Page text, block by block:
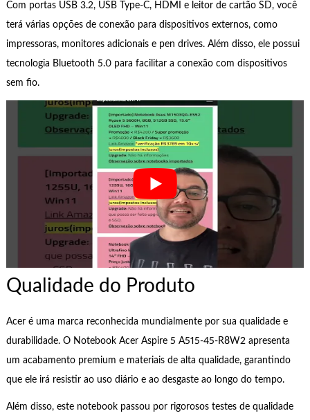
Com portas USB 3.2, USB Type-C, HDMI e leitor de cartão SD, você
terá várias opções de conexão para dispositivos externos, como
impressoras, monitores adicionais e pen drives. Além disso, ele possui
tecnologia Bluetooth 5.0 para facilitar a conexão com dispositivos
sem fio.
Qualidade do Produto
Acer é uma marca reconhecida mundialmente por sua qualidade e
durabilidade. O Notebook Acer Aspire 5 A515-45-R8W2 apresenta
um acabamento premium e materiais de alta qualidade, garantindo
que ele irá resistir ao uso diário e ao desgaste ao longo do tempo.
Além disso, este notebook passou por rigorosos testes de qualidade